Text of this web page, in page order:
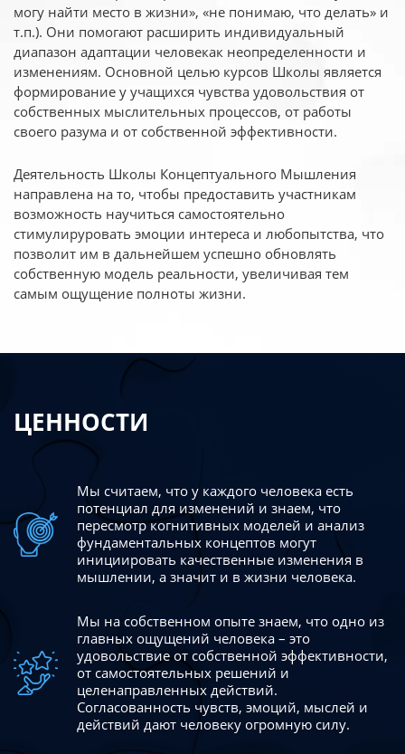
могу найти место в жизни», «не понимаю, что делать» и
т.п.). Они помогают расширить индивидуальный
диапазон адаптации человекак неопределенности и
изменениям. Основной целью курсов Школы является
формирование у учащихся чувства удовольствия от
собственных мыслительных процессов, от работы
своего разума и от собственной эффективности.
Деятельность Школы Концептуального Мышления
направлена на то, чтобы предоставить участникам
возможность научиться самостоятельно
стимулируровать эмоции интереса и любопытства, что
позволит им в дальнейшем успешно обновлять
собственную модель реальности, увеличивая тем
самым ощущение полноты жизни.
ЦЕННОСТИ
Мы считаем, что у каждого человека есть
потенциал для изменений и знаем, что
пересмотр когнитивных моделей и анализ
фундаментальных концептов могут
инициировать качественные изменения в
мышлении, а значит и в жизни человека.
Мы на собственном опыте знаем, что одно из
главных ощущений человека – это
удовольствие от собственной эффективности,
от самостоятельных решений и
целенаправленных действий.
Согласованность чувств, эмоций, мыслей и
действий дают человеку огромную силу.